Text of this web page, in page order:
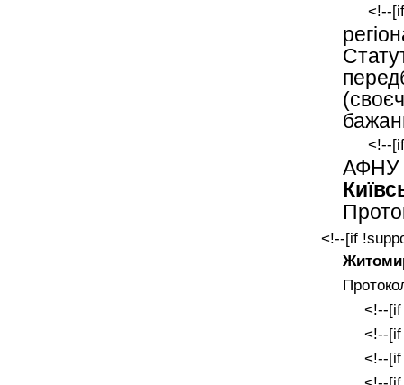
<!--
<!--
АФНУ
<!--[if
<!--
<!--
<!--